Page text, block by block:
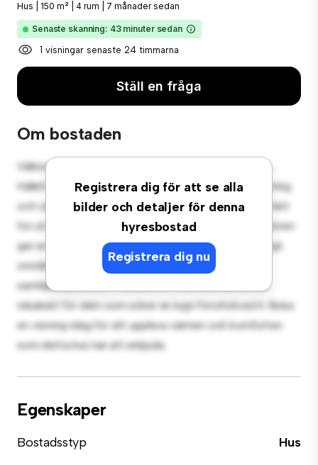
Hus 150 m² 4 rum 7 månader sedan
Senaste skanning: 43 minuter sedan
1 visningar senaste 24 timmarna
Ställ en fråga
Om bostaden
Registrera dig för att se alla
bilder och detaljer för denna
hyresbostad
Registrera dig nu
Välkommen till din nya förortsoas på Schillingvägen,
Hällefors! Detta charmiga 4-rumshus erbjuder en rymlig
och välkomnande miljö. Den stora bakgården är perfekt
för utomhussammankomster, och den mysiga interiören
ger en bekväm tillflyktsort. Beläget i ett familjevänligt
område, har du tillgång till parker, skolor och
samhällsfaciliteter. Prisvärt till 4 100 kr är detta hus
idealiskt för dem som söker en lugn förortslivsstil. Boka
en visning idag för att uppleva värmen och komforten
som detta hus har att erbjuda.
Egenskaper
Bostadsstyp
Hus